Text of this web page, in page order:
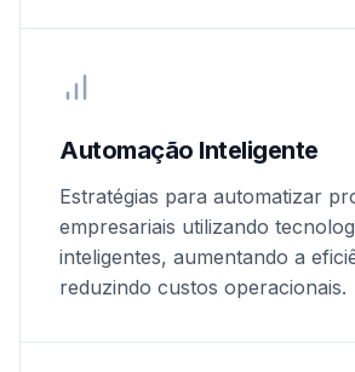
Automação Inteligente
Estratégias para automatizar
empresariais utilizando
inteligentes, aumentando a
reduzindo custos operacionais.